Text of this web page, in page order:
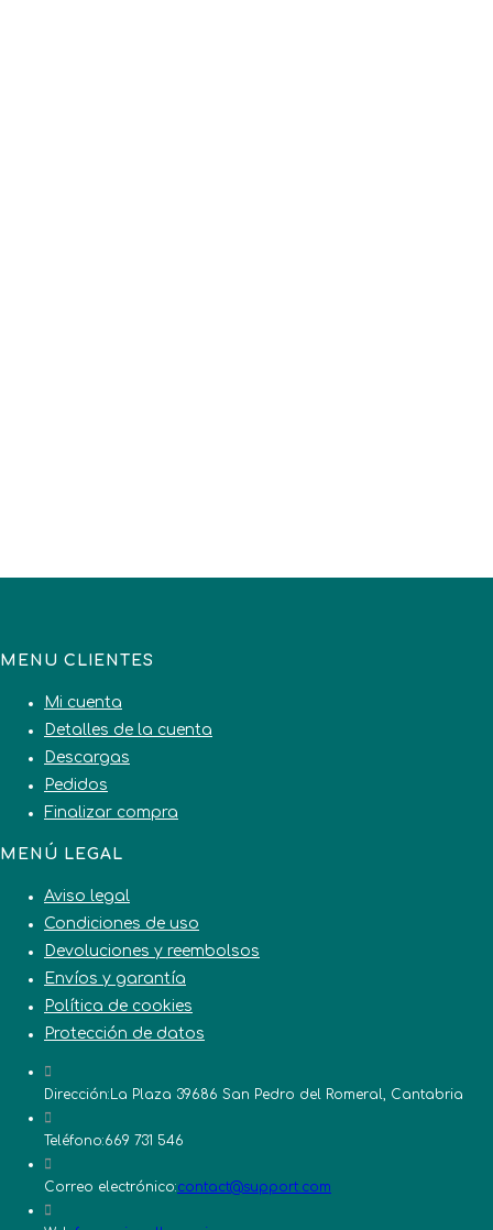
MENU CLIENTES
Mi cuenta
Detalles de la cuenta
Descargas
Pedidos
Finalizar compra
MENÚ LEGAL
Aviso legal
Condiciones de uso
Devoluciones y reembolsos
Envíos y garantía
Política de cookies
Protección de datos
Dirección: La Plaza 39686 San Pedro del Romeral, Cantabria
Teléfono:669 731 546
Correo electrónico:contact@support.com